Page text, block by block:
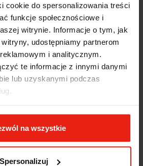
cookie do spersonalizowania treści
funkcje społecznościowe i
witrynie. Informacje o tym, jak
udostępniamy partnerom
i analitycznym.
te informacje z innymi danymi
lub uzyskanymi podczas
na wszystkie
Spersonalizuj
dobrze zapakowane
Brawa dla pracowników.
zweryfikowano
Bardzo pomocna obsługa